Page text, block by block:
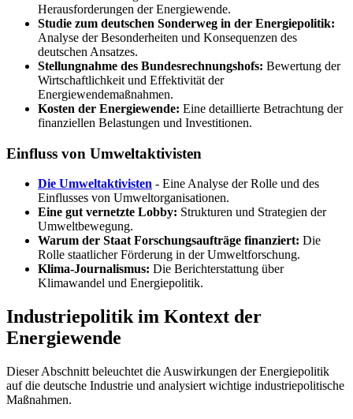
Herausforderungen der Energiewende.
Studie zum deutschen Sonderweg in der Energiepolitik:
Analyse der Besonderheiten und Konsequenzen des
deutschen Ansatzes.
Stellungnahme des Bundesrechnungshofs: Bewertung der
Wirtschaftlichkeit und Effektivität der
Energiewendemaßnahmen.
Kosten der Energiewende: Eine detaillierte Betrachtung der
finanziellen Belastungen und Investitionen.
Einfluss von Umweltaktivisten
Die Umweltaktivisten - Eine Analyse der Rolle und des
Einflusses von Umweltorganisationen.
Eine gut vernetzte Lobby: Strukturen und Strategien der
Umweltbewegung.
Warum der Staat Forschungsaufträge finanziert: Die
Rolle staatlicher Förderung in der Umweltforschung.
Klima-Journalismus: Die Berichterstattung über
Klimawandel und Energiepolitik.
Industriepolitik im Kontext der
Energiewende
Dieser Abschnitt beleuchtet die Auswirkungen der Energiepolitik
auf die deutsche Industrie und analysiert wichtige industriepolitische
Maßnahmen.